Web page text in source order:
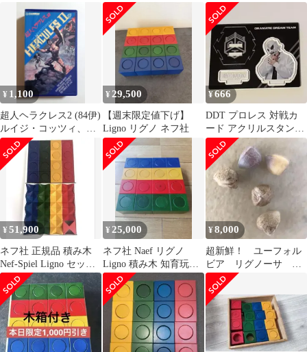
プ パソコンラック テレ
ワーク用 pc ロータイプ
収納棚付 キーボードテ
ーブル付き 机 低い プ
リンターラック キャス
ター付き 移動便利 机
収納ラック付き 木製 テ
ーブル 木目柄 省スペー
ス シンプルワーｍａ
ズル 16ピース
¥ 1,100
超人ヘラクレス2 (84伊)
ルイジ・コッツィ、ル
ー・フェリグノ
¥29,500
【週末限定値下げ】
Ligno リグノ ネフ社
¥666
DDT プロレス 対戦カ
ード アクリルスタンド
ビエント・マリグノ 選
手
¥ 51,900
ネフ社 正規品 積み木
Nef-Spiel Ligno セット
知育玩具 小学受験
¥ 25,000
ネフ社 Naef リグノ
Ligno 積み木 知育玩具
木のおもちゃ
¥8,000
超新鮮！ ユーフォル
ビア リグノーサ 種
子2粒＋オマケ3粒 多
肉植物 写真1枚目